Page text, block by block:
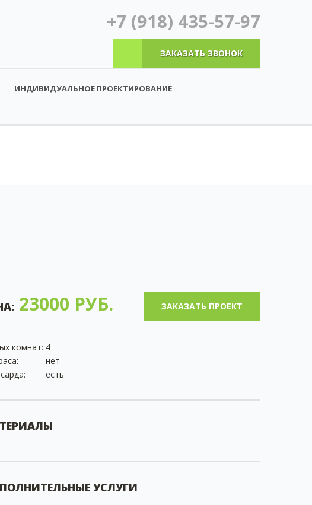
+7 (918) 435-57-97
ЗАКАЗАТЬ ЗВОНОК
ИНДИВИДУАЛЬНОЕ ПРОЕКТИРОВАНИЕ
23000 РУБ. ЗАКАЗАТЬ ПРОЕКТ
комнат: 4
нет
есть
УСЛУГИ